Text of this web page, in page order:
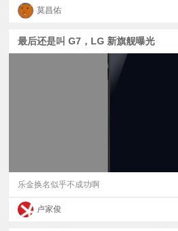
莫昌佑
最后还是叫 G7，LG 新旗舰曝光
乐金换名似乎不成功啊
卢家俊